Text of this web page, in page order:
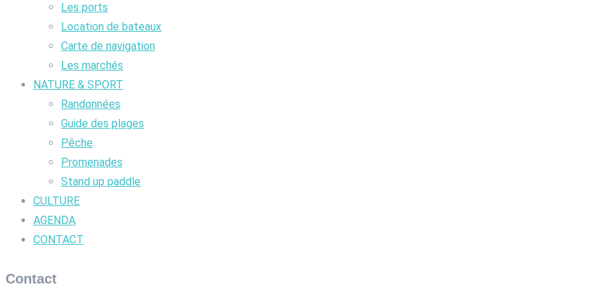
Les ports
Location de bateaux
Carte de navigation
Les marchés
NATURE & SPORT
Randonnées
Guide des plages
Pêche
Promenades
Stand up paddle
CULTURE
AGENDA
CONTACT
Contact